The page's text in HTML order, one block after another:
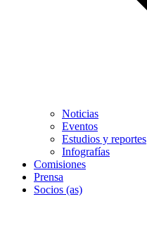
Noticias
Eventos
Estudios y reportes
Infografías
Comisiones
Prensa
Socios (as)